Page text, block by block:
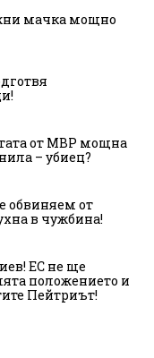
мачка мощно
от МВР мощна
– убиец?
обвиняем от
в чужбина!
ЕС не ще
положението и
Пейтриът!